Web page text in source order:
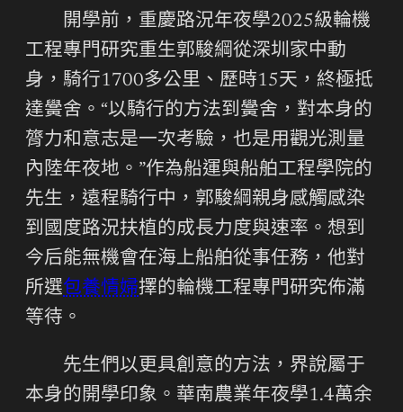
開學前，重慶路況年夜學2025級輪機
工程專門研究重生郭駿綱從深圳家中動
身，騎行1700多公里、歷時15天，終極抵
達黌舍。“以騎行的方法到黌舍，對本身的
膂力和意志是一次考驗，也是用觀光測量
內陸年夜地。”作為船運與船舶工程學院的
先生，遠程騎行中，郭駿綱親身感觸感染
到國度路況扶植的成長力度與速率。想到
今后能無機會在海上船舶從事任務，他對
所選包養情婦擇的輪機工程專門研究佈滿
等待。
先生們以更具創意的方法，界說屬于
本身的開學印象。華南農業年夜學1.4萬余